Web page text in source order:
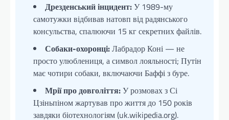
Дрезденський інцидент:У 1989-му
самотужки відбивав натовп від радянського
консульства, спалюючи 15 кг секретних файлів.
Собаки-охоронці:Лабрадор Коні — не
просто улюблениця, а символ лояльності; Путін
має чотири собаки, включаючи Баффі з буре.
Мрії про довголіття:У розмовах з Сі
Цзіньпіном жартував про життя до 150 років
завдяки біотехнологіям (uk.wikipedia.org).